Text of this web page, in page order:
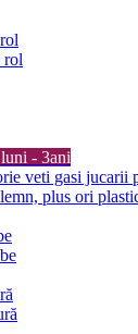
rol
- 3ani
veti gasi jucarii
plus ori